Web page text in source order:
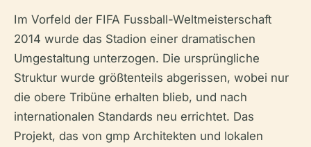
Im Vorfeld der FIFA Fussball-Weltmeisterschaft
2014 wurde das Stadion einer dramatischen
Umgestaltung unterzogen. Die ursprüngliche
Struktur wurde größtenteils abgerissen, wobei nur
die obere Tribüne erhalten blieb, und nach
internationalen Standards neu errichtet. Das
Projekt, das von gmp Architekten und lokalen